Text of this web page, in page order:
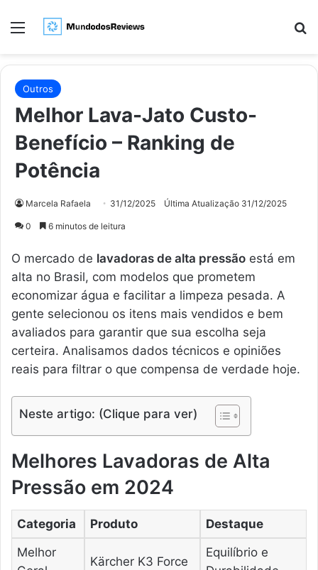
Menu
Outros
Melhor Lava-Jato Custo-
Benefício – Ranking de
Potência
Marcela Rafaela 31/12/2025 Última Atualização 31/12/2025
0 6 minutos de leitura
O mercado de lavadoras de alta pressão está em
alta no Brasil, com modelos que prometem
economizar água e facilitar a limpeza pesada. A
gente selecionou os itens mais vendidos e bem
avaliados para garantir que sua escolha seja
certeira. Analisamos dados técnicos e opiniões
reais para filtrar o que compensa de verdade hoje.
Neste artigo: (Clique para ver)
Melhores Lavadoras de Alta
Pressão em 2024
Categoria Produto
Destaque
Melhor
Kärcher K3 Force
Equilíbrio e